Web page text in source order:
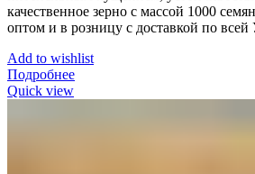
качественное зерно с массой 1000 семян
оптом и в розницу с доставкой по
Add to wishlist
Подробнее
Quick view